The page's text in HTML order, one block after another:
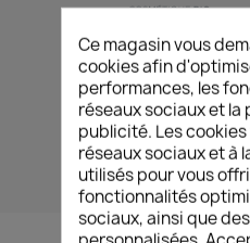
Ce magasin vous
cookies afin
performances, les
réseaux sociaux et la
publicité. Les
réseaux sociaux et à
utilisés pour vous
fonctionnalités
sociaux, ainsi que